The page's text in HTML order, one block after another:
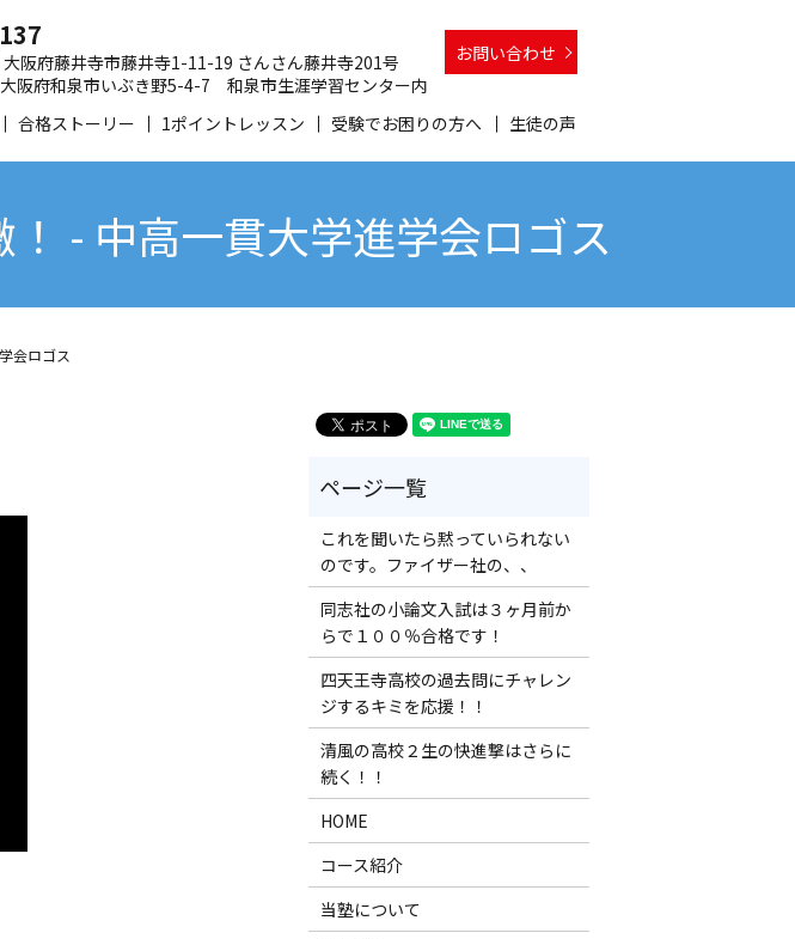
合格ストーリー 1ポイントレッスン 受験でお困りの方へ 生徒の声
阪府藤井寺市藤井寺1-11-19 さんさん藤井寺201号
阪府和泉市いぶき野5-4-7 和泉市生涯学習センター内
お問い合わせ
- 中高一貫大学進学会ロゴス
会ロゴス
これを聞いたら黙っていられない
のです。ファイザー社の、、
同志社の小論文入試は３ヶ月前か
らで１００％合格です！
四天王寺高校の過去問にチャレン
ジするキミを応援！！
清風の高校２生の快進撃はさらに
続く！！
HOME
コース紹介
当塾について